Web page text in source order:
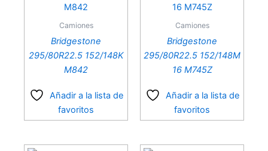
En oferta(0)
Categorías del producto
Automóvil
Camiones(18)
Camionetas(25)
Camiones
Bridgestone
295/80R22.5 152/148K
M842
Añadir a la lista de
favoritos
Camiones
Bridgestone
295/80R22.5 152/148M
16 M745Z
Añadir a la lista de
favoritos